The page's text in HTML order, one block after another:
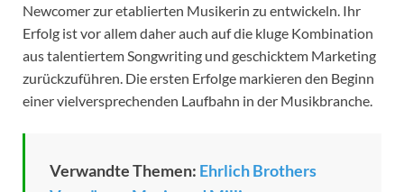
Newcomer zur etablierten Musikerin zu entwickeln. Ihr
Erfolg ist vor allem daher auch auf die kluge Kombination
aus talentiertem Songwriting und geschicktem Marketing
zurückzuführen. Die ersten Erfolge markieren den Beginn
einer vielversprechenden Laufbahn in der Musikbranche.
Verwandte Themen: Ehrlich Brothers